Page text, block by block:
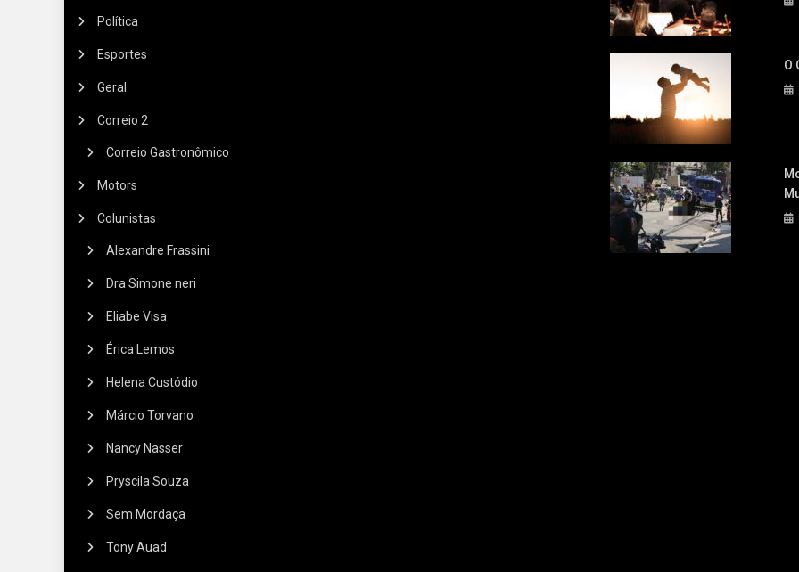
Política
Esportes
Geral
Correio 2
Correio Gastronômico
Motors
Colunistas
Alexandre Frassini
Dra Simone neri
Eliabe Visa
Érica Lemos
Helena Custódio
Márcio Torvano
Nancy Nasser
Pryscila Souza
Sem Mordaça
Tony Auad
O